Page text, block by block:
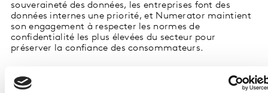
souveraineté des données, les entreprises font des
données internes une priorité, et Numerator maintient
son engagement à respecter les normes de
confidentialité les plus élevées du secteur pour
préserver la confiance des consommateurs.
nouvelle organisation issue de la fusion, qui mènera ses